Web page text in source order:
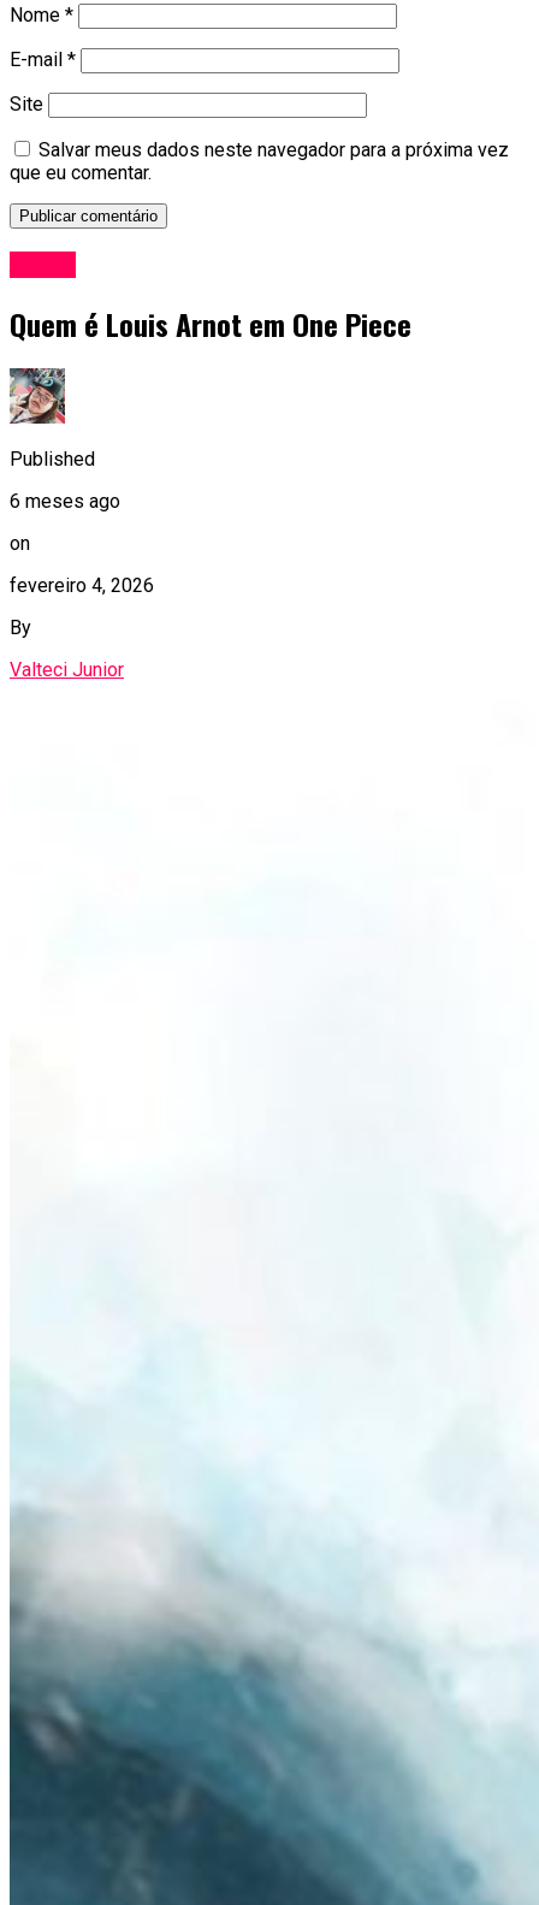
Nome *
E-mail *
Site
Salvar meus dados neste navegador para a próxima vez
que eu comentar.
Quem é Louis Arnot em One Piece
Published
6 meses ago
on
fevereiro 4, 2026
By
Valteci Junior